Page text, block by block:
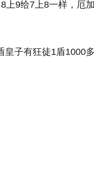
上9给7上8一样，厄
子有狂徒1盾1000